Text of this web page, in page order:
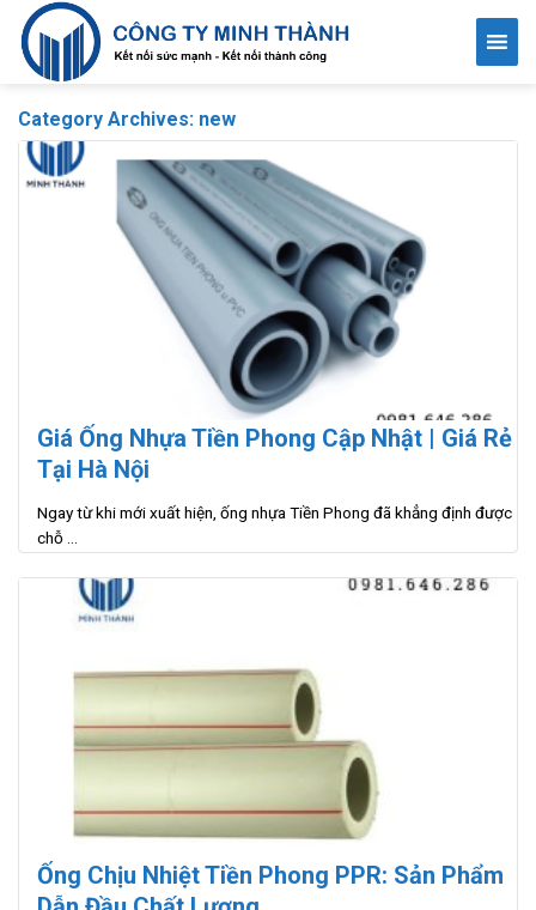
Skip
content
Category Archives: new
Giá Ống Nhựa Tiền Phong Cập Nhật | Giá Rẻ
Tại Hà Nội
Ngay từ khi mới xuất hiện, ống nhựa Tiền Phong đã khẳng định được
chỗ ...
Ống Chịu Nhiệt Tiền Phong PPR: Sản Phẩm